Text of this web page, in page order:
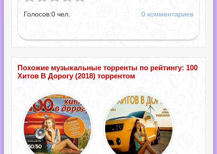
Голосов:0 чел. 0 комментариев
Похожие музыкальные торренты по рейтингу: 100
Хитов В Дорогу (2018) торрентом